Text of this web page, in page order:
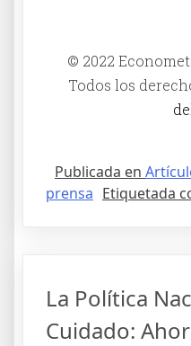
© 2022
Todos los
Publicada en
prensa Etiquetada
La Política
Cuidado: